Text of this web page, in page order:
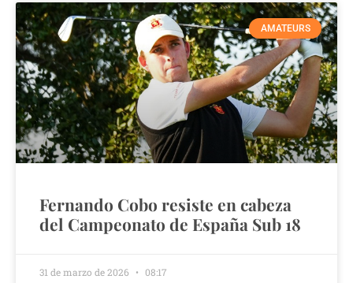
AMATEURS
Fernando Cobo resiste en cabeza
del Campeonato de España Sub 18
31 de marzo de 2026 08:17